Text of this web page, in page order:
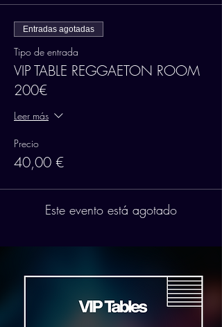
Entradas agotadas
Tipo de entrada
VIP TABLE REGGAETON ROOM
200€
Leer más
Precio
40,00 €
Este evento está agotado